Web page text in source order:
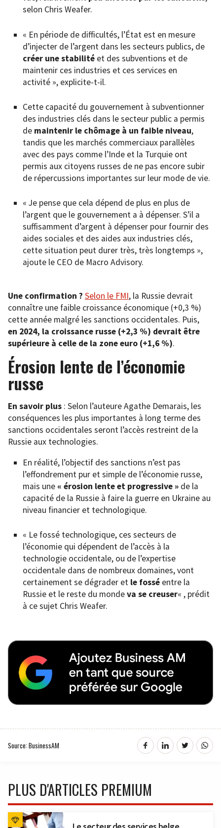
selon Chris Weafer.
« En période de difficultés, l’État est en mesure
d’injecter de l’argent dans les secteurs publics, de
créer une stabilité et des subventions et de
maintenir ces industries et ces services en
activité », explicite-t-il.
Cette capacité du gouvernement à subventionner
des industries clés dans le secteur public a permis
de maintenir le chômage à un faible niveau,
tandis que les marchés commerciaux parallèles
avec des pays comme l’Inde et la Turquie ont
permis aux citoyens russes de ne pas encore subir
de répercussions importantes sur leur mode de vie.
« Je pense que cela dépend de plus en plus de
l’argent que le gouvernement a à dépenser. S’il a
suffisamment d’argent à dépenser pour fournir des
aides sociales et des aides aux industries clés,
cette situation peut durer très, très longtemps »,
ajoute le CEO de Macro Advisory.
Une confirmation ? Selon le FMI, la Russie devrait
connaître une faible croissance économique (+0,3 %)
cette année malgré les sanctions occidentales. Puis,
en 2024, la croissance russe (+2,3 %) devrait être
supérieure à celle de la zone euro (+1,6 %).
Érosion lente de l’économie
russe
En savoir plus : Selon l’auteure Agathe Demarais, les
conséquences les plus importantes à long terme des
sanctions occidentales seront l’accès restreint de la
Russie aux technologies.
En réalité, l’objectif des sanctions n’est pas
l’effondrement pur et simple de l’économie russe,
mais une « érosion lente et progressive » de la
capacité de la Russie à faire la guerre en Ukraine au
niveau financier et technologique.
« Le fossé technologique, ces secteurs de
l’économie qui dépendent de l’accès à la
technologie occidentale, ou de l’expertise
occidentale dans de nombreux domaines, vont
certainement se dégrader et le fossé entre la
Russie et le reste du mondeva se creuser« , prédit
à ce sujet Chris Weafer.
Source: BusinessAM
PLUS D'ARTICLES PREMIUM